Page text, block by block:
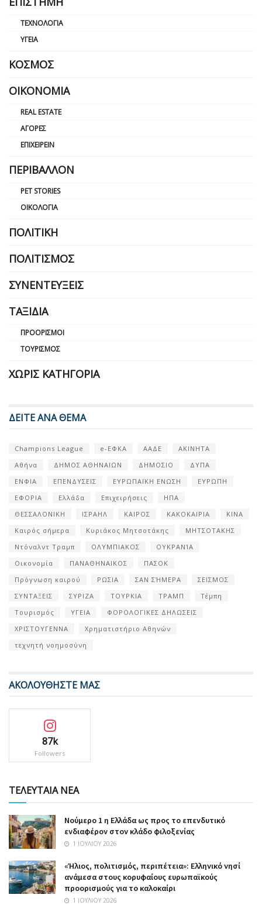
ΤΕΧΝΟΛΟΓΊΑ
ΥΓΕΊΑ
ΚΌΣΜΟΣ
ΟΙΚΟΝΟΜΊΑ
REAL ESTATE
ΑΓΟΡΈΣ
ΕΠΙΧΕΙΡΕΊΝ
ΠΕΡΙΒΆΛΛΟΝ
PET STORIES
ΟΙΚΟΛΟΓΊΑ
ΠΟΛΙΤΙΚΉ
ΠΟΛΙΤΙΣΜΌΣ
ΣΥΝΕΝΤΕΎΞΕΙΣ
ΤΑΞΊΔΙΑ
ΠΡΟΟΡΙΣΜΟΊ
ΤΟΥΡΙΣΜΌΣ
ΧΩΡΊΣ ΚΑΤΗΓΟΡΊΑ
ΔΕΙΤΕ ΑΝΑ ΘΕΜΑ
Champions League e-ΕΦΚΑ ΑΑΔΕ
ΑΚΙΝΗΤΑ
Αθήνα
ΔΗΜΟΣ ΑΘΗΝΑΙΩΝ ΔΗΜΟΣΙΟ
ΔΥΠΑ
ΕΝΦΙΑ
ΕΠΕΝΔΥΣΕΙΣ ΕΥΡΩΠΑΪΚΗ ΕΝΩΣΗ
ΕΥΡΩΠΗ
ΕΦΟΡΙΑ
Ελλάδα Επιχειρήσεις
ΗΠΑ
ΘΕΣΣΑΛΟΝΙΚΗ
ΙΣΡΑΗΛ ΚΑΙΡΟΣ ΚΑΚΟΚΑΙΡΙΑ
ΚΙΝΑ
Καιρός σήμερα
Κυριάκος Μητσοτάκης
ΜΗΤΣΟΤΑΚΗΣ
Ντόναλντ Τραμπ
ΟΛΥΜΠΙΑΚΟΣ
ΟΥΚΡΑΝΊΑ
Οικονομία
ΠΑΝΑΘΗΝΑΙΚΟΣ
ΠΑΣΟΚ
Πρόγνωση καιρού
ΡΩΣΙΑ ΣΑΝ ΣΉΜΕΡΑ
ΣΕΙΣΜΟΣ
ΣΥΝΤΑΞΕΙΣ
ΣΥΡΙΖΑ ΤΟΥΡΚΙΑ ΤΡΑΜΠ
Τέμπη
Τουρισμός
ΥΓΕΙΑ
ΦΟΡΟΛΟΓΙΚΕΣ ΔΗΛΩΣΕΙΣ
ΧΡΙΣΤΟΥΓΕΝΝΑ
Χρηματιστήριο Αθηνών
τεχνητή νοημοσύνη
ΑΚΟΛΟΥΘΗΣΤΕ ΜΑΣ
87k
Followers
ΤΕΛΕΥΤΑΙΑ ΝΕΑ
Nούμερο 1 η Ελλάδα ως προς το επενδυτικό
ενδιαφέρον στον κλάδο φιλοξενίας
1 ΙΟΥΛΊΟΥ 2026
«Ήλιος, πολιτισμός, περιπέτεια»: Ελληνικό νησί
ανάμεσα στους κορυφαίους ευρωπαϊκούς
προορισμούς για το καλοκαίρι
1 ΙΟΥΛΊΟΥ 2026